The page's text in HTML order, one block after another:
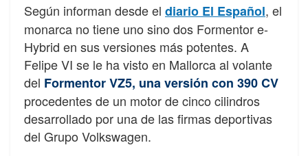
Según informan desde el diario El Español, el
monarca no tiene uno sino dos Formentor e-
Hybrid en sus versiones más potentes. A
Felipe VI se le ha visto en Mallorca al volante
del Formentor VZ5, una versión con 390 CV
procedentes de un motor de cinco cilindros
desarrollado por una de las firmas deportivas
del Grupo Volkswagen.